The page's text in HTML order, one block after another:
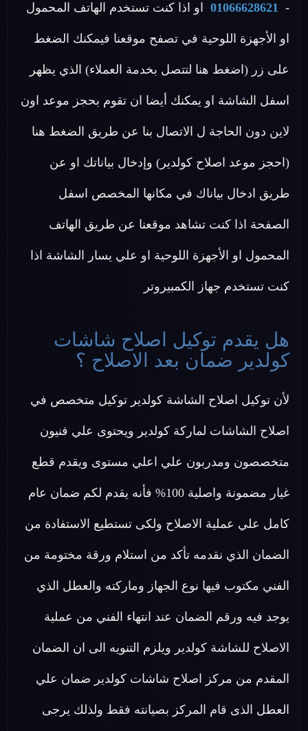
-
01066628621 او اذا كنت تستخدم الهاتف المحمول
او الأجهزة اللوحية في تصفح موقعنا فيمكنك الضغط
على زر (اضغط هنا لتتصل بخدمة العملاء) الذي يظهر
اسفل الشاشة او يمكنك أيضا ان تقوم بحجز موعد اون
لاين دون الحاجة ل الاتصال بنا عن طريق الضغط هنا
(احجز موعد اصلاح كولدير) وإدخال بياناتك او عن
طريق ادخال بياناك في مكانها المخصص اسفل
الصفحة اذا كنت تشاهد موقعنا عن طريق الهاتف
المحمول او الأجهزة اللوحية او علي يسار الشاشة اذا
كنت تستخدم جهاز الكمبيروتر
هل يقدم توكيل اصلاح شاشات
كولدير ضمان بعد الاصلاح ؟
لأن توكيل اصلاح الشاشة كولدير توكيل متخصص في
اصلاح الشاشات لماركة كولدير ويحتوى علي فنيون
متخصصون ومدربون علي اعلي مستوى ويقدم قطع
غيار مضمونة واصلية 100% فأنه يقدم لكم ضمان عام
كامل علي عملية الاصلاح ولكى تستطيع الاستفادة من
الضمان الذي نقدمه تأكد من استلام ورقة مختومة من
الفني مكتوب فيها نوع الجهاز وماركته والعطل الذي
يوجد فيه ورقم الضمان عند انتهاء الفني من عملية
الاصلاح للشاشة كولدير ويلزم التنويه الى ان الضمان
المقدم من مركز اصلاح شاشات كولدير ضمان علي
العطل الذى قام المركز بصيانته فقط ولذلك يرجى